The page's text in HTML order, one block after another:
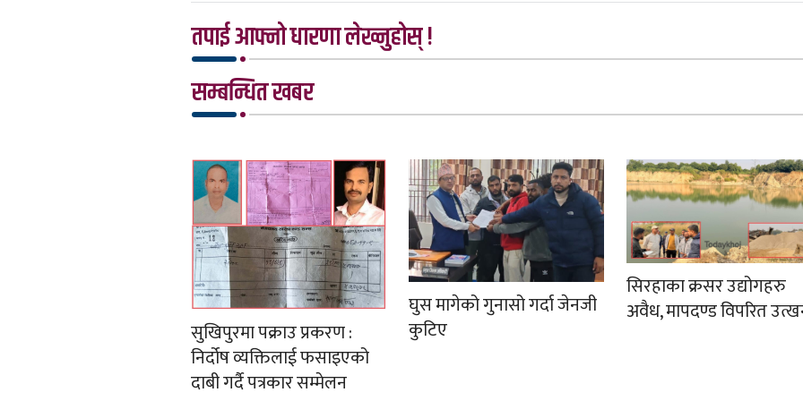
तपाई आफ्नो धारणा लेख्नुहोस् !
सम्बन्धित खबर
सुखिपुरमा पक्राउ प्रकरण :
निर्दोष व्यक्तिलाई फसाइएको
दाबी गर्दै पत्रकार सम्मेलन
घुस मागेको गुनासो गर्दा जेनजी
कुटिए
सिरहाका क्रसर उद्योगहरु
अवैध, मापदण्ड विपरित